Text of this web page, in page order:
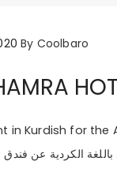
By Coolbaro
in Kurdish for the
باللغة الكردية عن فندق